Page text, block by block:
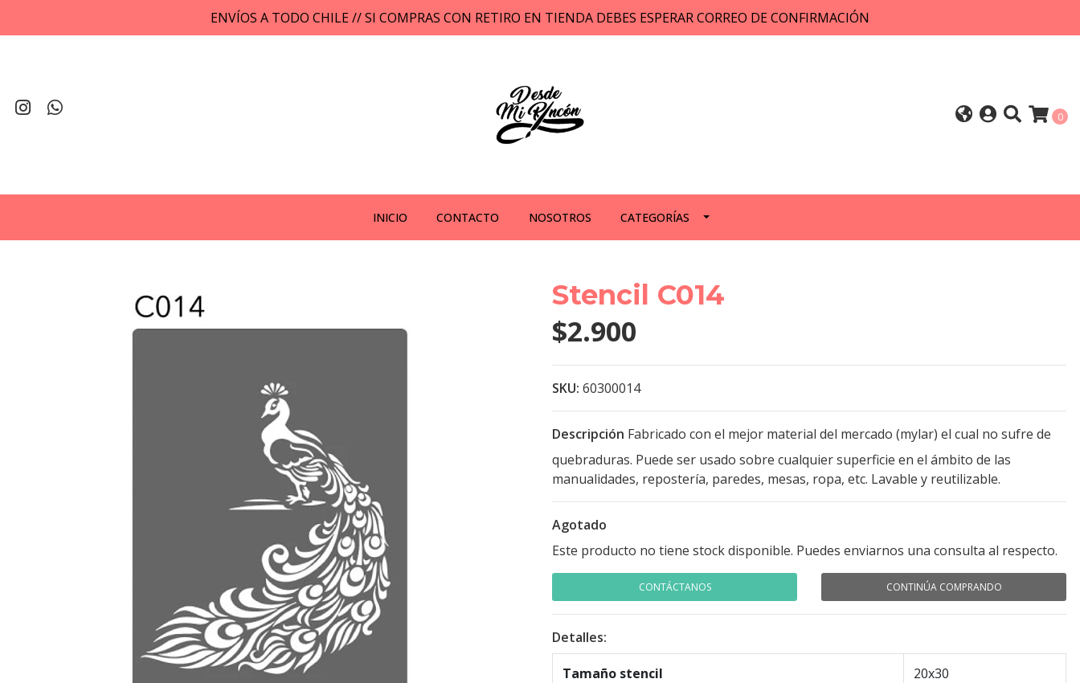
ENVÍOS A TODO CHILE // SI COMPRAS CON RETIRO EN TIENDA DEBES ESPERAR CORREO DE CONFIRMACIÓN
0
INICIO CONTACTO NOSOTROS CATEGORÍAS
Stencil C014
$2.900
SKU: 60300014
Descripción Fabricado con el mejor material del mercado (mylar) el cual no sufre de
quebraduras. Puede ser usado sobre cualquier superficie en el ámbito de las
manualidades, repostería, paredes, mesas, ropa, etc. Lavable y reutilizable.
Agotado
Este producto no tiene stock disponible. Puedes enviarnos una consulta al respecto.
CONTÁCTANOS CONTINÚA COMPRANDO
Detalles:
Tamaño stencil 20x30